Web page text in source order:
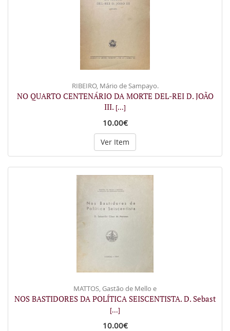
RIBEIRO, Mário de Sampayo.
NO QUARTO CENTENÁRIO DA MORTE DEL-REI D. JOÃO
III. [...]
10.00€
Ver Item
MATTOS, Gastão de Mello e
NOS BASTIDORES DA POLÍTICA SEISCENTISTA. D. Sebast
[...]
10.00€